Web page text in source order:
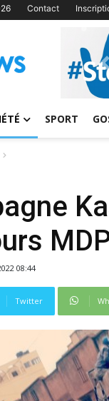
Contact
SPORT
08:44
Twitter